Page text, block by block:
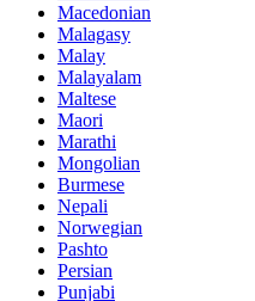
Macedonian
Malagasy
Malay
Malayalam
Maltese
Maori
Marathi
Mongolian
Burmese
Nepali
Norwegian
Pashto
Persian
Punjabi